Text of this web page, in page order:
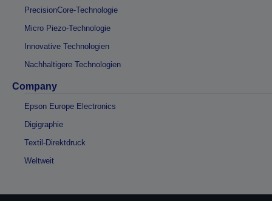
PrecisionCore-Technologie
Micro Piezo-Technologie
Innovative Technologien
Nachhaltigere Technologien
Company
Epson Europe Electronics
Digigraphie
Textil-Direktdruck
Weltweit